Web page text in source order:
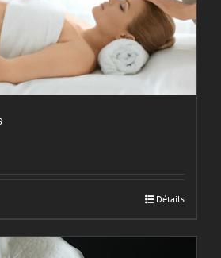
Détails